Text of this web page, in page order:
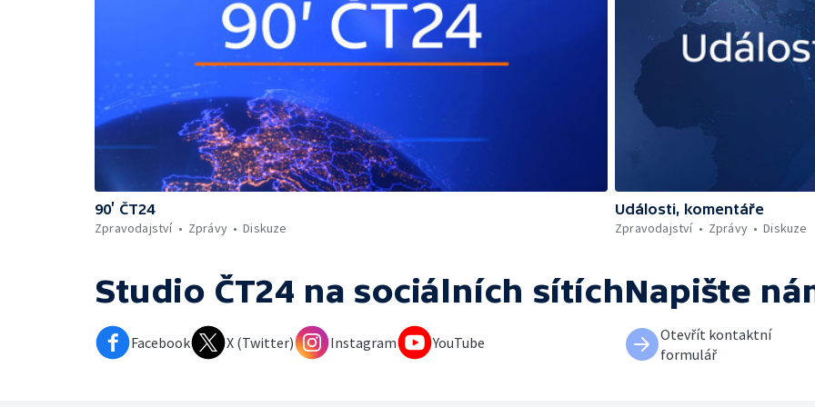
90’ ČT24
Zpravodajství
Zprávy Diskuze
Události, komentáře
Zpravodajství
Zprávy Diskuze
Studio ČT24 na sociálních sítích
Facebook X (Twitter) Instagram YouTube
Napište
Otevřít kontaktní
formulář